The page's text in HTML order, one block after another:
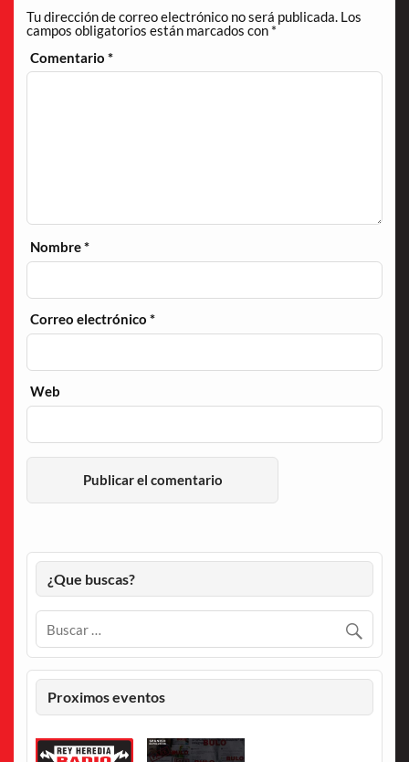
Tu dirección de correo electrónico no será publicada. Los
campos obligatorios están marcados con *
Comentario*
Nombre*
Correo electrónico*
Web
¿Que buscas?
Proximos eventos